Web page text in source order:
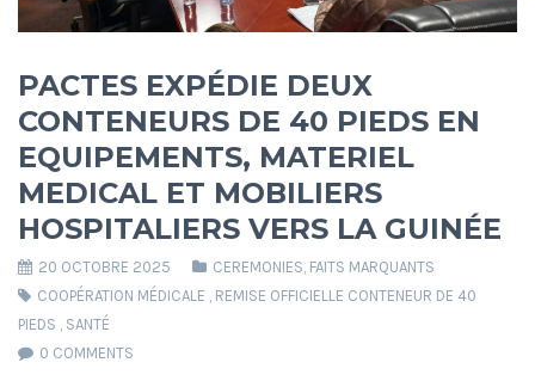
PACTES EXPÉDIE DEUX
CONTENEURS DE 40 PIEDS EN
EQUIPEMENTS, MATERIEL
MEDICAL ET MOBILIERS
HOSPITALIERS VERS LA GUINÉE
20 OCTOBRE 2025 CEREMONIES, FAITS MARQUANTS
COOPÉRATION MÉDICALE , REMISE OFFICIELLE CONTENEUR DE 40
PIEDS , SANTÉ
0 COMMENTS